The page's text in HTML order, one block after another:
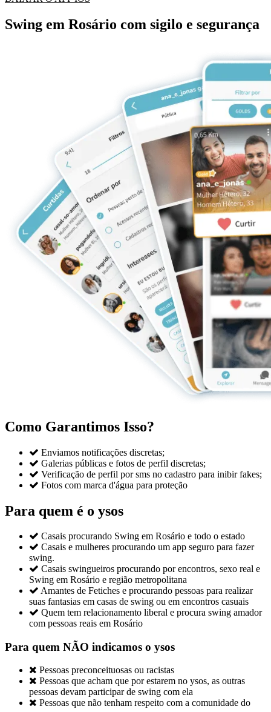
Swing em Rosário com sigilo e segurança
Como Garantimos Isso?
 Enviamos notificações discretas;
 Galerias públicas e fotos de perfil discretas;
 Verificação de perfil por sms no cadastro para inibir fakes;
 Fotos com marca d'água para proteção
Para quem é o ysos
 Casais procurando Swing em Rosário e todo o estado
 Casais e mulheres procurando um app seguro para fazer
swing.
 Casais swingueiros procurando por encontros, sexo real e
Swing em Rosário e região metropolitana
 Amantes de Fetiches e procurando pessoas para realizar
suas fantasias em casas de swing ou em encontros casuais
 Quem tem relacionamento liberal e procura swing amador
com pessoas reais em Rosário
Para quem NÃO indicamos o ysos
 Pessoas preconceituosas ou racistas
 Pessoas que acham que por estarem no ysos, as outras
pessoas devam participar de swing com ela
 Pessoas que não tenham respeito com a comunidade do